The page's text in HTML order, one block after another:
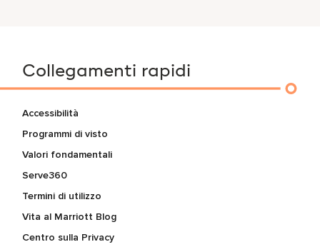
Collegamenti rapidi
Accessibilità
Programmi di visto
Valori fondamentali
Serve360
Termini di utilizzo
Vita al Marriott Blog
Centro sulla Privacy